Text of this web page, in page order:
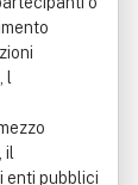
l
il
enti pubblici